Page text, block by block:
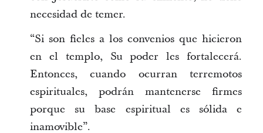
necesidad de temer.
“Si son fieles a los convenios que hicieron
en el templo, Su poder les fortalecerá.
Entonces, cuando ocurran terremotos
espirituales, podrán mantenerse firmes
porque su base espiritual es sólida e
inamovible”.